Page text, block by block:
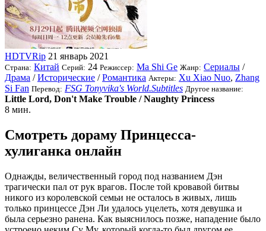
HDTVRip 21 январь 2021
Страна: Китай Серий: 24 Режиссер: Ma Shi Ge Жанр: Сериалы /
Драма /Исторические /Романтика Актеры: Xu Xiao Nuo, Zhang
Si Fan Перевод: FSG Tonyvika's World.Subtitles Другое название:
Little Lord, Don't Make Trouble / Naughty Princess
8 мин.
Смотреть дораму Принцесса-
хулиганка онлайн
Однажды, величественный город под названием Дэн
трагически пал от рук врагов. После той кровавой битвы
никого из королевской семьи не осталось в живых, лишь
только принцессе Дэн Ли удалось уцелеть, хотя девушка и
была серьезно ранена. Как выяснилось позже, нападение было